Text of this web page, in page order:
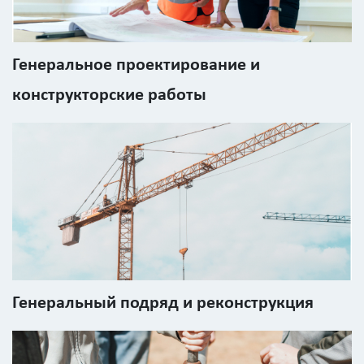
Генеральное проектирование и
конструкторские работы
Генеральный подряд и реконструкция
р
с
НДС
Получить
детальный